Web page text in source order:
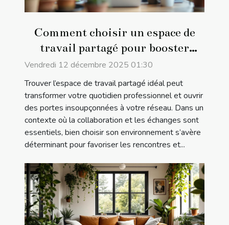
Comment choisir un espace de
travail partagé pour booster
votre réseau professionnel ?
Vendredi 12 décembre 2025 01:30
Trouver l’espace de travail partagé idéal peut
transformer votre quotidien professionnel et ouvrir
des portes insoupçonnées à votre réseau. Dans un
contexte où la collaboration et les échanges sont
essentiels, bien choisir son environnement s’avère
déterminant pour favoriser les rencontres et...